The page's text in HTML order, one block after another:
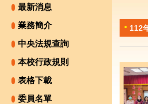
最新消息
業務簡介
中央法規查詢
本校行政規則
表格下載
委員名單
112